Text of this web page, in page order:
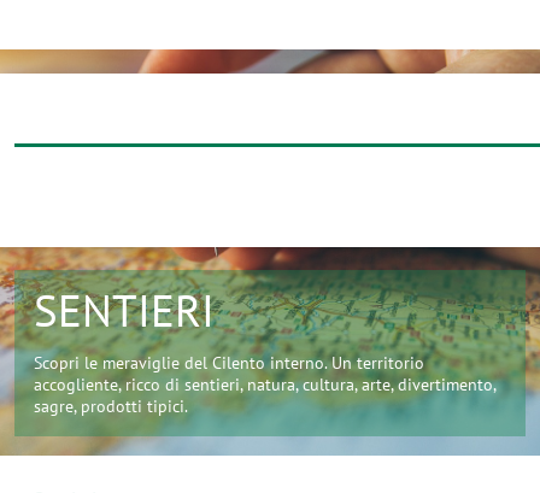
SENTIERI
Scopri le meraviglie del Cilento interno. Un territorio
accogliente, ricco di sentieri, natura, cultura, arte, divertimento,
sagre, prodotti tipici.
Sentieri